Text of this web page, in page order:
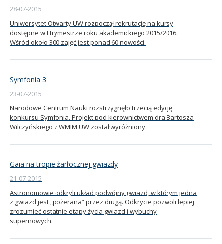
28-07-2015
Uniwersytet Otwarty UW rozpoczął rekrutację na kursy
dostępne w I trymestrze roku akademickiego 2015/2016.
Wśród około 300 zajęć jest ponad 60 nowości.
Symfonia 3
23-07-2015
Narodowe Centrum Nauki rozstrzygnęło trzecią edycję
konkursu Symfonia. Projekt pod kierownictwem dra Bartosza
Wilczyńskiego z WMIM UW został wyróżniony.
Gaia na tropie żarłocznej gwiazdy
21-07-2015
Astronomowie odkryli układ podwójny gwiazd, w którym jedna
z gwiazd jest „pożerana” przez drugą. Odkrycie pozwoli lepiej
zrozumieć ostatnie etapy życia gwiazd i wybuchy
supernowych.